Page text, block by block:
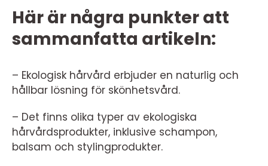
Här är några punkter att
sammanfatta artikeln:
– Ekologisk hårvård erbjuder en naturlig och
hållbar lösning för skönhetsvård.
– Det finns olika typer av ekologiska
hårvårdsprodukter, inklusive schampon,
balsam och stylingprodukter.